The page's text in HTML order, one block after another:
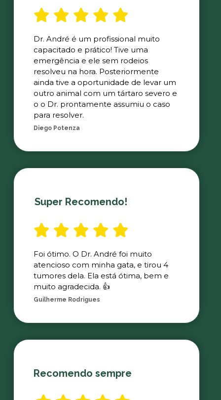
Dr. André é um profissional muito
capacitado e prático! Tive uma
emergência e ele sem rodeios
resolveu na hora. Posteriormente
ainda tive a oportunidade de levar um
outro animal com um tártaro severo e
o o Dr. prontamente assumiu o caso
para resolver.
Diego Potenza
Super Recomendo!
Foi ótimo. O Dr. André foi muito
atencioso com minha gata, e tirou 4
tumores dela. Ela está ótima, bem e
muito agradecida. 👍
Guilherme Rodrigues
Recomendo sempre